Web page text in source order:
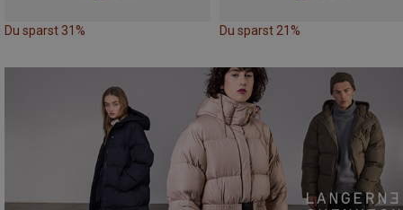
Du sparst 31% Du sparst 21%